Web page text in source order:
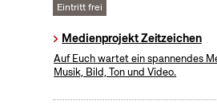
Eintritt frei
Medienprojekt Zeitzeichen
Auf Euch wartet ein spannendes
Musik, Bild, Ton und Video.